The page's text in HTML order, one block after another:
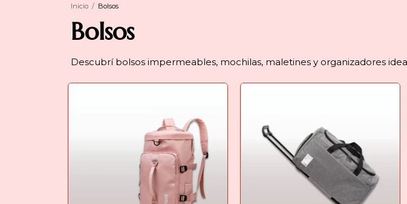
Inicio / Bolsos
Bolsos
Descubrí bolsos impermeables, mochilas, maletines y organizadores